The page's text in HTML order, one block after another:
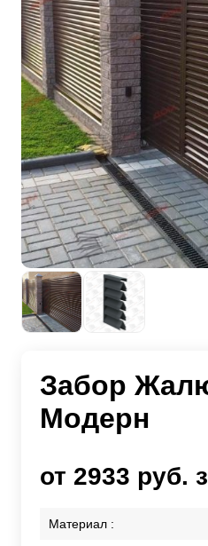
Забор
Модерн
от 2933 руб.
Материал :